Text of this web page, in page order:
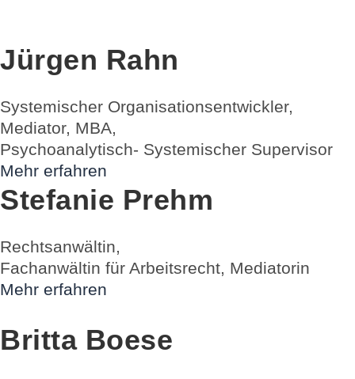
Jürgen Rahn
Systemischer Organisationsentwickler,
Mediator, MBA,
Psychoanalytisch- Systemischer Supervisor
Mehr erfahren
Stefanie Prehm
Rechtsanwältin,
Fachanwältin für Arbeitsrecht, Mediatorin
Mehr erfahren
Britta Boese